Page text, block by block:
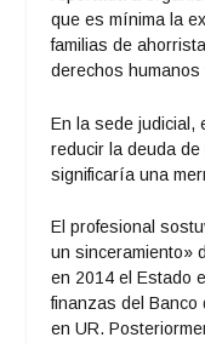
que es mínima la
familias de
derechos
En la sede judicial,
reducir la deuda
significaría una
El profesional
un sinceramiento»
en 2014 el Estado
finanzas del
en UR.